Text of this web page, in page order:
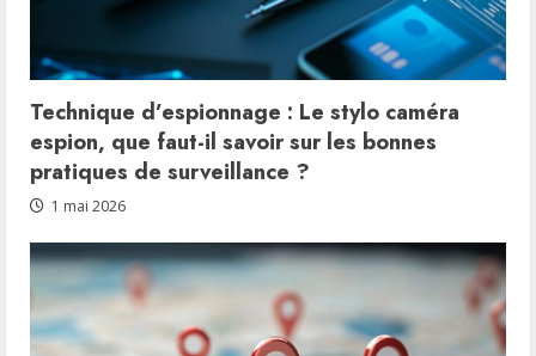
Technique d’espionnage : Le stylo caméra
espion, que faut-il savoir sur les bonnes
pratiques de surveillance ?
1 mai 2026